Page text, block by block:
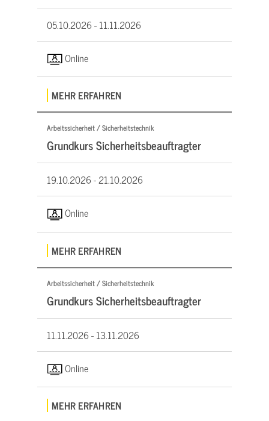
05.10.2026 -11.11.2026
Online
MEHR ERFAHREN
Arbeitssicherheit / Sicherheitstechnik
Grundkurs Sicherheitsbeauftragter
19.10.2026 -21.10.2026
Online
MEHR ERFAHREN
Arbeitssicherheit / Sicherheitstechnik
Grundkurs Sicherheitsbeauftragter
11.11.2026 -13.11.2026
Online
MEHR ERFAHREN